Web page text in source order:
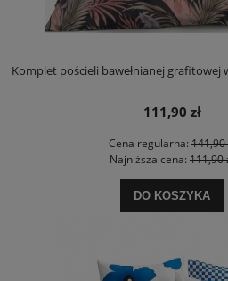
Komplet pościeli bawełnianej grafitowej
111,90 zł
Cena regularna:141,90
Najniższa cena: 111,90
DO KOSZYKA